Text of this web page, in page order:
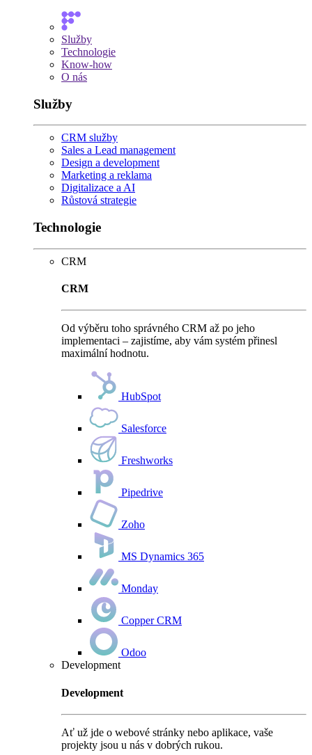
Služby
Technologie
Know-how
O nás
Služby
CRM služby
Sales a Lead management
Design a development
Marketing a reklama
Digitalizace a AI
Růstová strategie
Technologie
CRM
CRM
Od výběru toho správného CRM až po jeho
implementaci – zajistíme, aby vám systém přinesl
maximální hodnotu.
HubSpot
Salesforce
Freshworks
Pipedrive
Zoho
MS Dynamics 365
Monday
Copper CRM
Odoo
Development
Development
Ať už jde o webové stránky nebo aplikace, vaše
projekty jsou u nás v dobrých rukou.